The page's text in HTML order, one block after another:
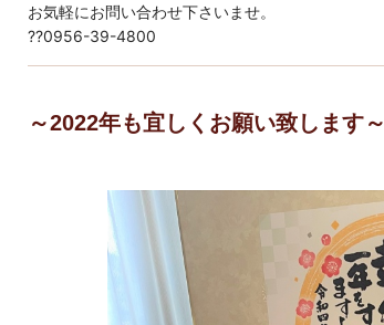
お気軽にお問い合わせ下さいませ。
??0956-39-4800
～2022年も宜しくお願い致します～